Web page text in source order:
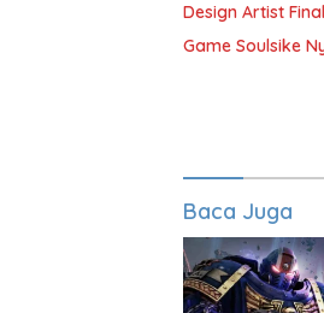
Design Artist
Game Soulsike
Baca Juga